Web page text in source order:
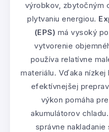
výrobkov, zbytočným
plytvaniu energiou.
(EPS) má vysoký
vytvorenie
používa relatívne
materiálu. Vďaka
efektívnejšej
výkon pomáha
akumulátorov
správne